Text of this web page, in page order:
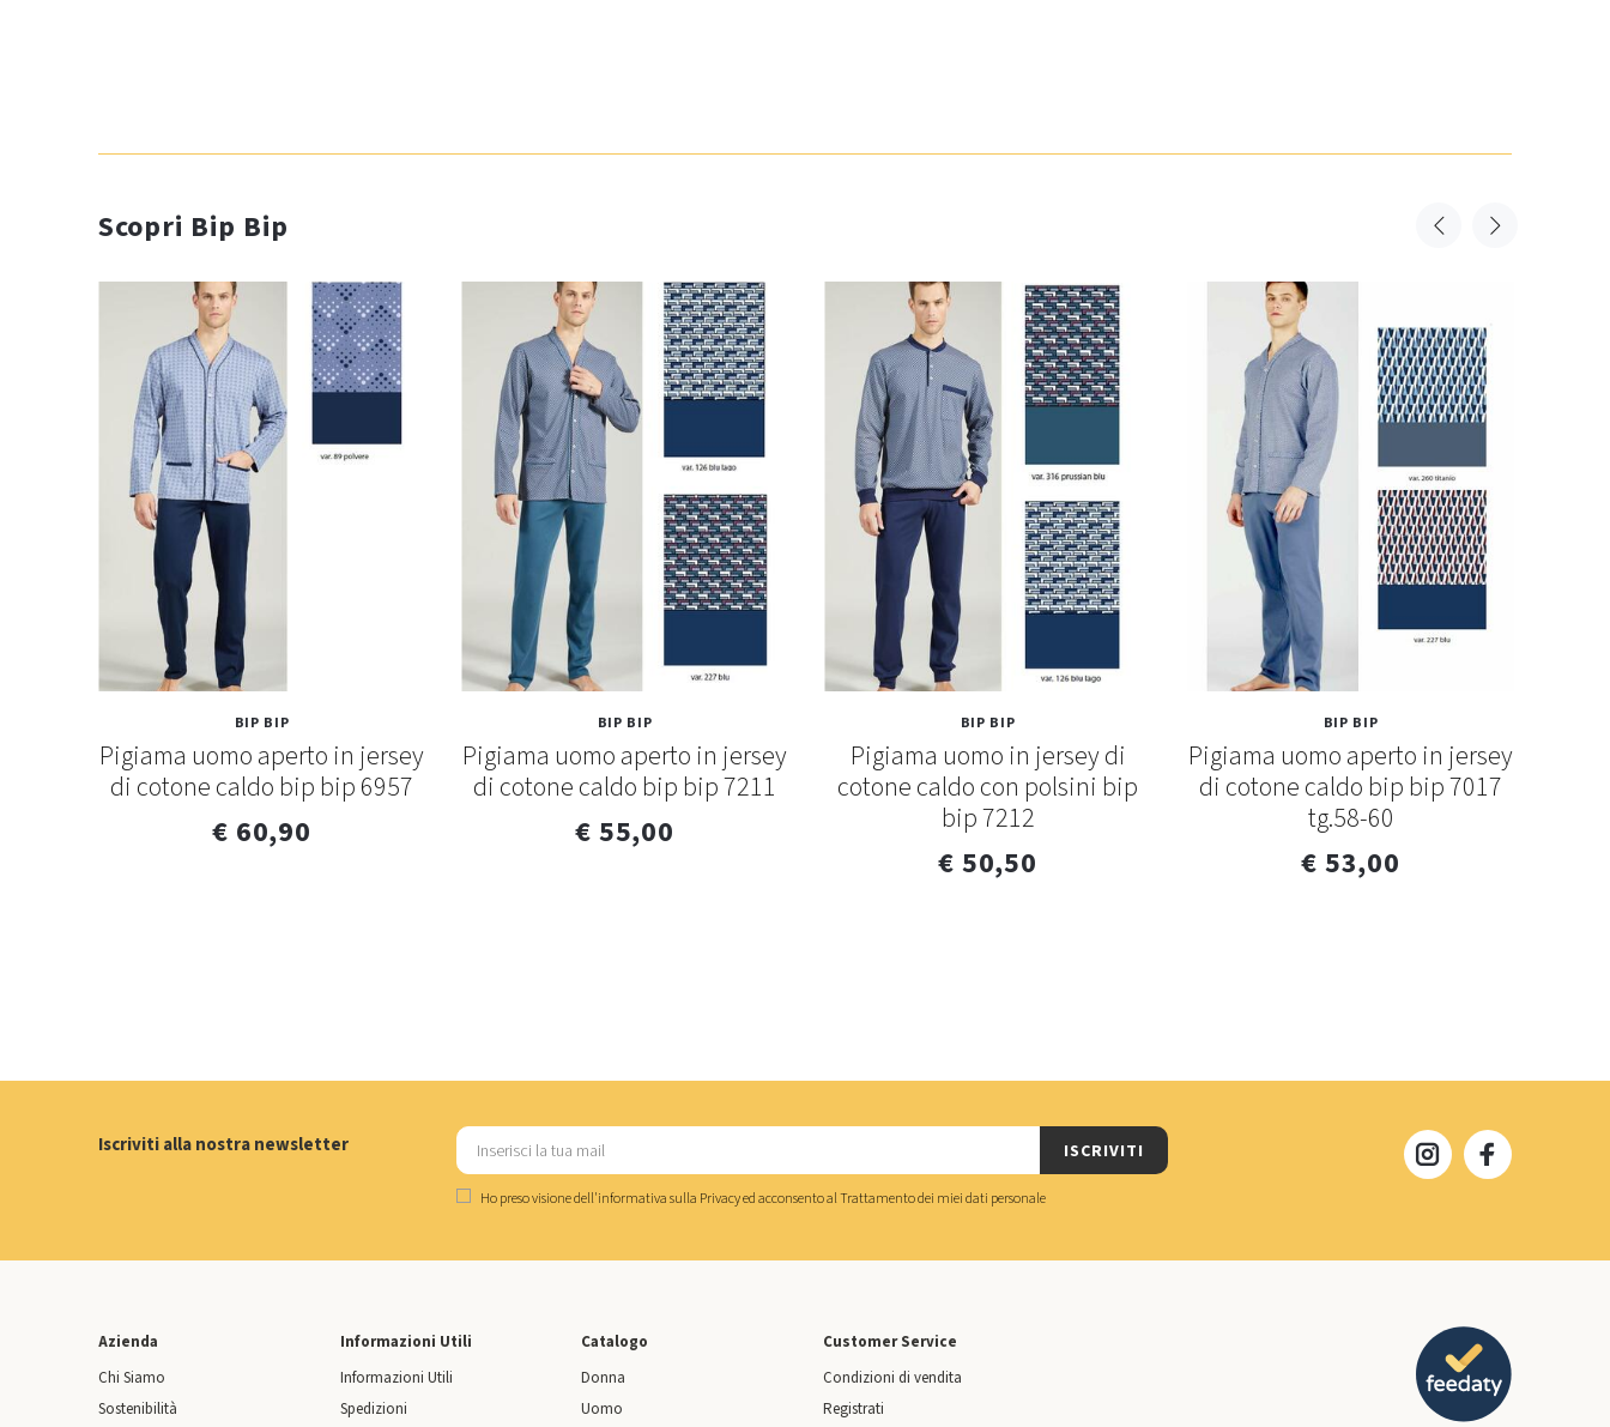
Scopri Bip Bip
BIP BIP
Pigiama uomo aperto in jersey
di cotone caldo bip bip 6957
€ 60,90
BIP BIP
Pigiama uomo aperto in jersey
di cotone caldo bip bip 7211
€ 55,00
BIP BIP
Pigiama uomo in jersey di
cotone caldo con polsini bip
bip 7212
€ 50,50
BIP BIP
Pigiama uomo aperto in jersey
di cotone caldo bip bip 7017
tg.58-60
€ 53,00
Iscriviti alla nostra newsletter ISCRIVITI
Ho preso visione dell'informativa sulla Privacyed acconsento alTrattamento dei miei dati personale
Azienda
Chi Siamo
Sostenibilità
Informazioni Utili
Informazioni Utili
Spedizioni
Catalogo
Donna
Uomo
Customer Service
Condizioni di vendita
Registrati